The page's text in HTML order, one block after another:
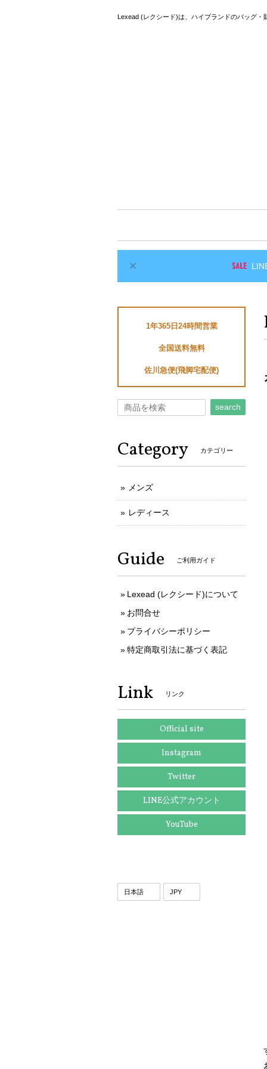
Lexead (レクシード)は、ハイブランドのバッグ
1年365日24時間営業
全国送料無料
佐川急便(飛脚宅配便)
search
Category カテゴリー
メンズ
レディース
Guide ご利用ガイド
Lexead (レクシード)について
お問合せ
プライバシーポリシー
特定商取引法に基づく表記
Link リンク
Official site
Instagram
Twitter
LINE公式アカウント
YouTube